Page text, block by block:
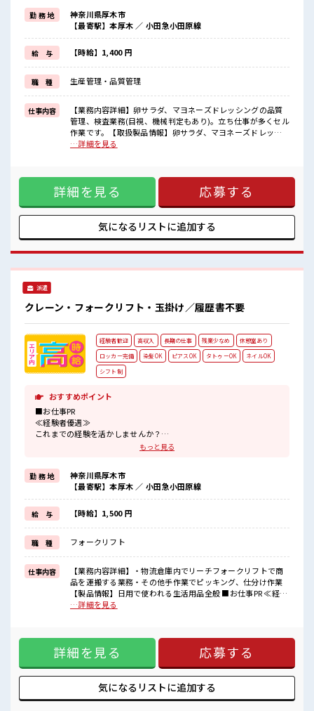
≪プライベートが充実する≫
場合によってはお願いすることもありますが、
残業はほとんどナシ！
≪動きやすい制服アリ≫
制服があるので、
毎日の服装の悩み解消♪
≪収入アップを目指せる≫
高時給だらけの派遣のお仕事です！
■職場の雰囲気
少人数の職場でこじんまり。
職場の仲間との交流もできちゃうかも？
休憩室で自分タイム！
ロッカー付き職場♪
勤 務 地
神奈川県厚木市
【最寄駅】本厚木 ／ 小田急小田原線
給 与 【時給】1,400 円
職 種 生産管理・品質管理
仕事内容
【業務内容詳細】卵サラダ、マヨネーズドレッシングの品質
管理、検査業務(目視、機械判定もあり)。立ち仕事が多くセル
作業です。【取扱製品情報】卵サラダ、マヨネーズドレッシ
ング ■お仕事PR ≪経験者優遇≫ これまでの経験を活かしませ
お願いすることもありますが、 残業はほとんどナシ！ ≪動き
やすい制服アリ≫ 制服があるので、 毎日の服装の悩み解消♪
≪収入アップを目指せる≫ 高時給だらけの派遣のお仕事で
す！ ■職場の雰囲気 少人数の職場でこじんまり。 職場の仲間
との交流もできちゃうかも？ 休憩室で自分タイム！ のんびり
スマホチェック♪ 持ち物が多いあなたにもぴったり☆ ロッカ
…詳細を見る
詳細を見る 応募する
気になるリストに追加する
派遣
クレーン・フォークリフト・玉掛け／履歴書不要
経験者歓迎 高収入 長期の仕事 残業少なめ
休憩室あり
ロッカー完備
染髪OK ピアスOK タトゥーOK
ネイルOK
シフト制
おすすめポイント
■お仕事PR
≪経験者優遇≫
これまでの経験を活かしませんか？
≪時間にメリハリを≫
残業はほとんどナシ！
場合によってはお願いすることもあります♪
≪髪色自由で自分らしく働く≫
明るすぎたり奇抜でなければ基本的に自由！
(規定有)≪自分に向いている仕事が探せる≫
困った事などがあれば、
担当がしっかりサポートします！
■職場の雰囲気
派手すぎなければ多少のヘアカラーもOKなのはウレシイPoint☆
仕事の合間の息抜きは休憩室で♪
ロッカーあり！
もっと見る
勤 務 地
神奈川県厚木市
【最寄駅】本厚木 ／ 小田急小田原線
給 与 【時給】1,500 円
職 種 フォークリフト
仕事内容
【業務内容詳細】・物流倉庫内でリーチフォークリフトで商
品を運搬する業務・その他手作業でピッキング、仕分け作業
【製品情報】日用で使われる生活用品全般 ■お仕事PR ≪経験
者優遇≫ これまでの経験を活かしませんか？ ブランクがあっ
することもあります♪ ≪髪色自由で自分らしく働く≫ 明るす
ぎたり奇抜でなければ基本的に自由！ (規定有)≪自分に向い
ている仕事が探せる≫ 困った事などがあれば、 担当がしっか
りサポートします！ ■職場の雰囲気 派手すぎなければ多少の
ヘアカラーもOKなのはウレシイPoint☆ 仕事の合間の息抜き
は休憩室で♪ ロッカーあり！ 安心してお仕事に集中♪ 高収入
…詳細を見る
詳細を見る 応募する
気になるリストに追加する